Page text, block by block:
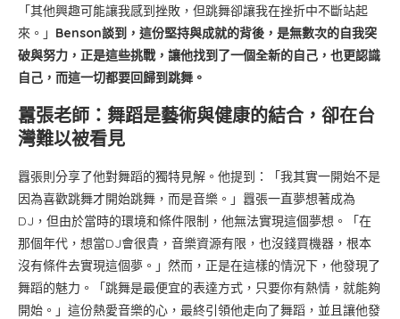
「其他興趣可能讓我感到挫敗，但跳舞卻讓我在挫折中不斷站起
來。」 Benson談到，這份堅持與成就的背後，是無數次的自我突
破與努力，正是這些挑戰，讓他找到了一個全新的自己，也更認識
自己，而這一切都要回歸到跳舞。
囂張老師：舞蹈是藝術與健康的結合，卻在台
灣難以被看見
囂張則分享了他對舞蹈的獨特見解。他提到：「我其實一開始不是
因為喜歡跳舞才開始跳舞，而是音樂。」囂張一直夢想著成為
DJ，但由於當時的環境和條件限制，他無法實現這個夢想。「在
那個年代，想當DJ會很貴，音樂資源有限，也沒錢買機器，根本
沒有條件去實現這個夢。」然而，正是在這樣的情況下，他發現了
舞蹈的魅力。「跳舞是最便宜的表達方式，只要你有熱情，就能夠
開始。」這份熱愛音樂的心，最終引領他走向了舞蹈，並且讓他發